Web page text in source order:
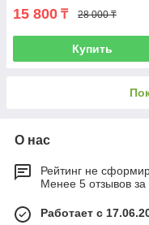
15 800 ₸ 28 000 ₸
Купить
О нас
Рейтинг не
Менее 5 отзывов за
Работает с